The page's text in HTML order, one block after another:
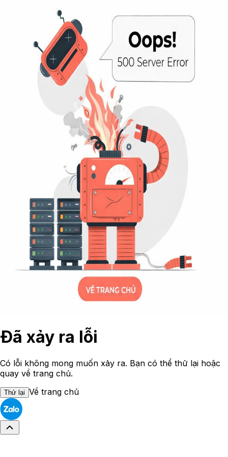
Đã xảy ra lỗi
Có lỗi không mong muốn xảy ra. Bạn có thể thử lại hoặc
quay về trang chủ.
Thử lại Về trang chủ